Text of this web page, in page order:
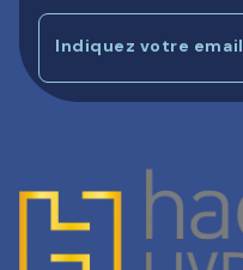
Indiquez votre email